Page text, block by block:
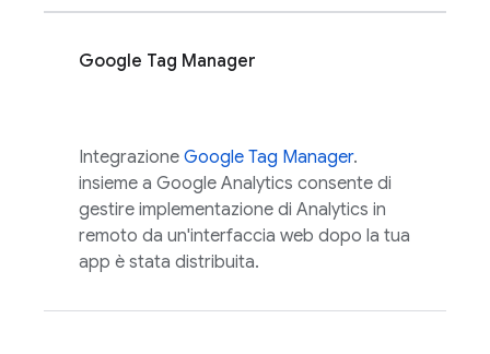
Google Tag Manager
Integrazione Google Tag Manager.
insieme a Google Analytics consente di
gestire implementazione di Analytics in
remoto da un'interfaccia web dopo la tua
app è stata distribuita.